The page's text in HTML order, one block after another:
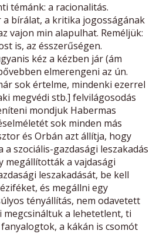
témánk: a racionalitás.
bírálat, a kritika jogosságának
vajon min alapulhat. Reméljük:
is, az ésszerűségen.
kéz a kézben jár (ám
elmerengeni az ún.
sok értelme, mindenki ezerrel
megvédi stb.] felvilágosodás
mondjuk Habermas
sok minden más
és Orbán azt állítja, hogy
szociális-gazdasági leszakadás
megállították a vajdasági
leszakadását, be kell
és megállni egy
tényállítás, nem odavetett
megcsináltuk a lehetetlent, ti
a kákán is csomót